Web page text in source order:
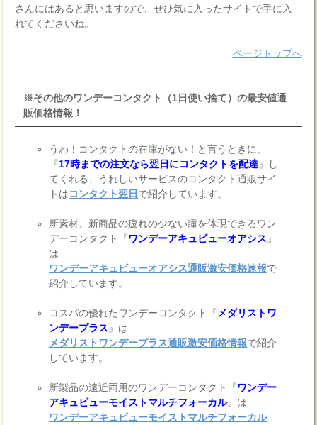
さんにはあると思いますので、ぜひ気に入ったサイトで手に入
れてくださいね。
ページトップへ
※その他のワンデーコンタクト（1日使い捨て）の最安値通
販価格情報！
うわ！コンタクトの在庫がない！と言うときに、
『17時までの注文なら翌日にコンタクトを配達』し
てくれる、うれしいサービスのコンタクト通販サイ
トはコンタクト翌日 で紹介しています。
新素材、新商品の疲れの少ない瞳を体現できるワン
デーコンタクト『ワンデーアキュビューオアシス 』
は
ワンデーアキュビューオアシス通販激安価格速報で
紹介しています。
コスパの優れたワンデーコンタクト『 メダリストワ
ンデープラス 』は
メダリストワンデープラス通販激安価格情報で紹介
しています。
新製品の遠近両用のワンデーコンタクト『ワンデー
アキュビューモイストマルチフォーカル』は
ワンデーアキュビューモイストマルチフォーカル